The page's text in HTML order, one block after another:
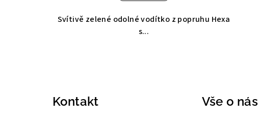
Svítivě zelené odolné vodítko z popruhu Hexa
s...
Kontakt Vše o nás